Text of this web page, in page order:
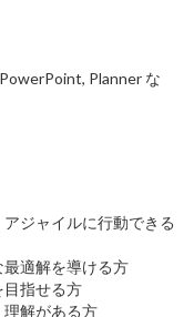
Planner な
ジャイルに行動できる
適解を導ける方
目指せる方
理解がある方